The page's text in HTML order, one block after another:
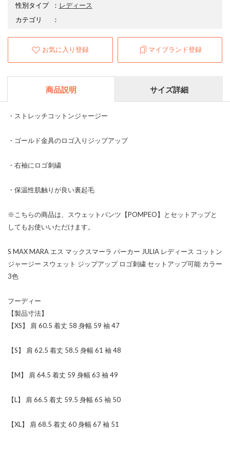
性別タイプ
： レディース
カテゴリ
：
お気に入り登録 マイブランド登録
商品説明 サイズ詳細
・ストレッチコットンジャージー
・ゴールド金具のロゴ入りジップアップ
・右袖にロゴ刺繍
・保温性肌触りが良い裏起毛
※こちらの商品は、スウェットパンツ【POMPEO】とセットアップと
してもお使いいただけます。
S MAX MARA エス マックスマーラ パーカー JULIA レディース コットン
ジャージー スウェット ジップアップ ロゴ刺繍 セットアップ可能 カラー
3色
フーディー
【製品寸法】
【XS】 肩 60.5 着丈 58 身幅 59 袖 47
【S】 肩 62.5 着丈 58.5 身幅 61 袖 48
【M】 肩 64.5 着丈 59 身幅 63 袖 49
【L】 肩 66.5 着丈 59.5 身幅 65 袖 50
【XL】 肩 68.5 着丈 60 身幅 67 袖 51